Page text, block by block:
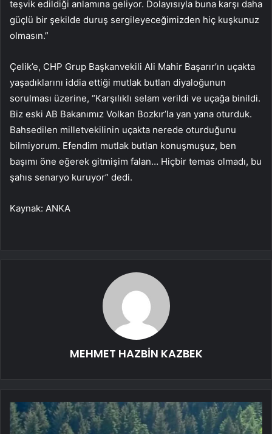
teşvik edildiği anlamına geliyor. Dolayısıyla buna karşı daha
güçlü bir şekilde duruş sergileyeceğimizden hiç kuşkunuz
olmasın.”
Çelik’e, CHP Grup Başkanvekili Ali Mahir Başarır’ın uçakta
yaşadıklarını iddia ettiği mutlak butlan diyaloğunun
sorulması üzerine, “Karşılıklı selam verildi ve uçağa binildi.
Biz eski AB Bakanımız Volkan Bozkır’la yan yana oturduk.
Bahsedilen milletvekilinin uçakta nerede oturduğunu
bilmiyorum. Efendim mutlak butlan konuşmuşuz, ben
başımı öne eğerek gitmişim falan… Hiçbir temas olmadı, bu
şahıs senaryo kuruyor” dedi.
Kaynak: ANKA
MEHMET HAZBİN KAZBEK